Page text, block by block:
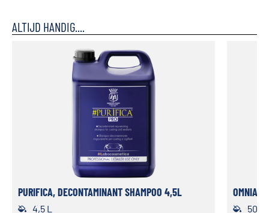
ALTIJD HANDIG....
PURIFICA, DECONTAMINANT SHAMPOO 4,5L
4,5 L
OMNIA
500